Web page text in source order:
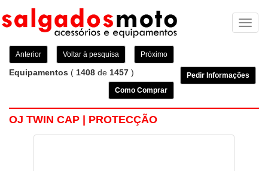
Anterior Voltar à pesquisa Próximo
Equipamentos ( 1408 de 1457 )
Pedir Informações
Como Comprar
OJ TWIN CAP | PROTECÇÃO